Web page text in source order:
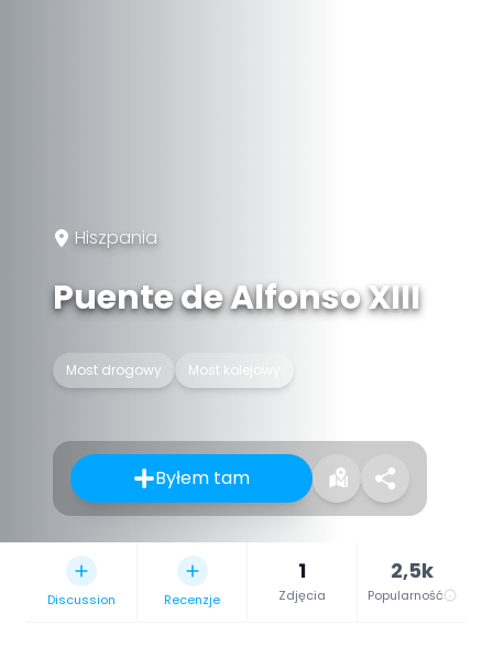
Hiszpania
Puente de Alfonso XIII
Most drogowy Most kolejowy
Byłem tam
Discussion Recenzje
1
Zdjęcia
2,5k
Popularność